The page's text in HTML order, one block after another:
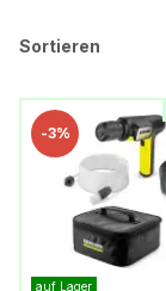
Sortieren
-3%
auf Lager